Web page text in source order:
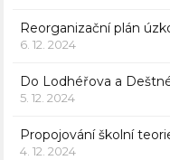
Reorganizační plán
6. 12. 2024
Do Lodhéřova a
5. 12. 2024
Propojování školní
4. 12. 2024